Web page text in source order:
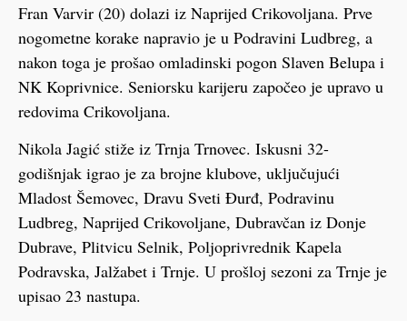
Fran Varvir (20) dolazi iz Naprijed Crikovoljana. Prve
nogometne korake napravio je u Podravini Ludbreg, a
nakon toga je prošao omladinski pogon Slaven Belupa i
NK Koprivnice. Seniorsku karijeru započeo je upravo u
redovima Crikovoljana.
Nikola Jagić stiže iz Trnja Trnovec. Iskusni 32-
godišnjak igrao je za brojne klubove, uključujući
Mladost Šemovec, Dravu Sveti Đurđ, Podravinu
Ludbreg, Naprijed Crikovoljane, Dubravčan iz Donje
Dubrave, Plitvicu Selnik, Poljoprivrednik Kapela
Podravska, Jalžabet i Trnje. U prošloj sezoni za Trnje je
upisao 23 nastupa.